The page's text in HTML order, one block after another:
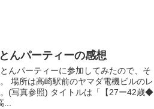
んパーティーの感想
んパーティーに参加してみたので、そ
場所は高崎駅前のヤマダ電機ビルのレ
(写真参照) タイトルは「【27ー42歳◆